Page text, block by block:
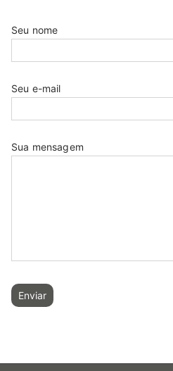
Seu nome
Seu e-mail
Sua mensagem